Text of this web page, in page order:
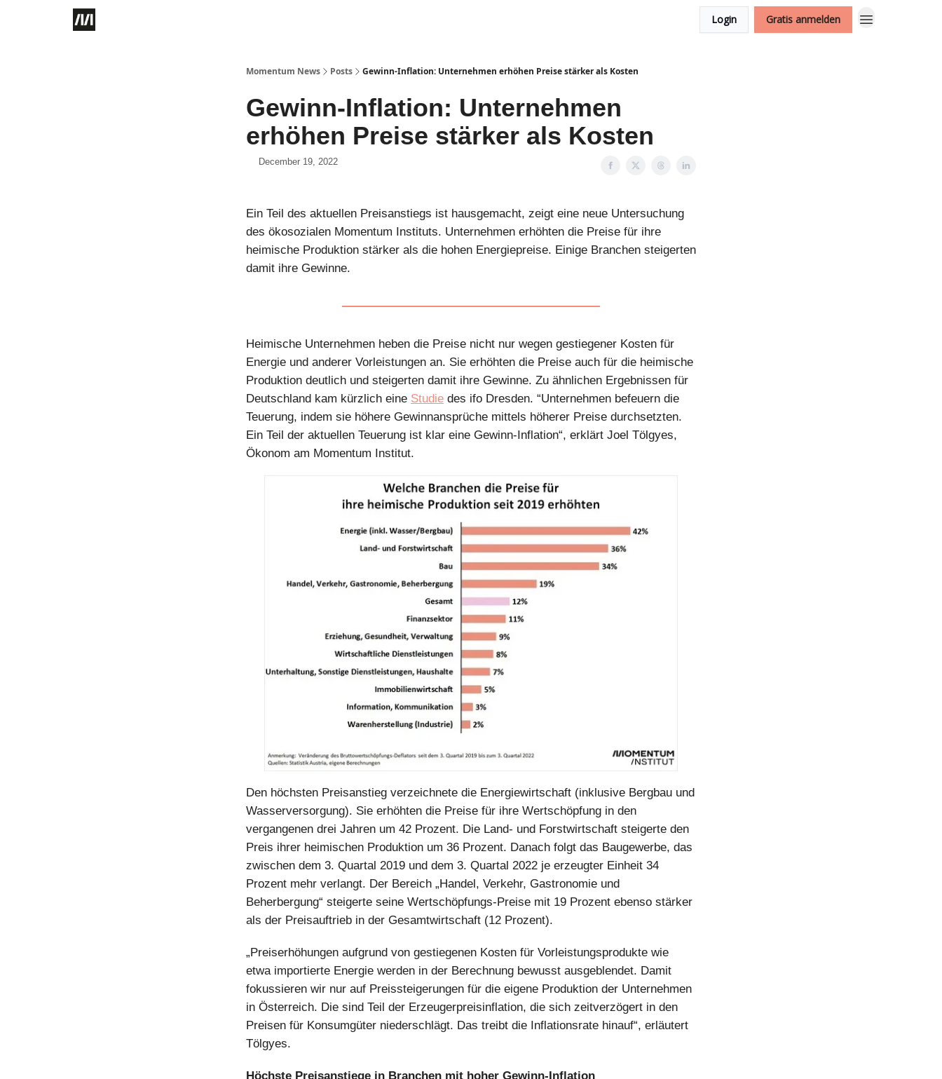
Login Gratis anmelden
Momentum News Posts Gewinn-Inflation: Unternehmen erhöhen Preise stärker als Kosten
Gewinn-Inflation: Unternehmen
erhöhen Preise stärker als Kosten
December 19, 2022
Ein Teil des aktuellen Preisanstiegs ist hausgemacht, zeigt eine neue Untersuchung
des ökosozialen Momentum Instituts. Unternehmen erhöhten die Preise für ihre
heimische Produktion stärker als die hohen Energiepreise. Einige Branchen steigerten
damit ihre Gewinne.
Heimische Unternehmen heben die Preise nicht nur wegen gestiegener Kosten für
Energie und anderer Vorleistungen an. Sie erhöhten die Preise auch für die heimische
Produktion deutlich und steigerten damit ihre Gewinne. Zu ähnlichen Ergebnissen für
Deutschland kam kürzlich eine Studie des ifo Dresden. “Unternehmen befeuern die
Teuerung, indem sie höhere Gewinnansprüche mittels höherer Preise durchsetzten.
Ein Teil der aktuellen Teuerung ist klar eine Gewinn-Inflation“, erklärt Joel Tölgyes,
Ökonom am Momentum Institut.
Den höchsten Preisanstieg verzeichnete die Energiewirtschaft (inklusive Bergbau und
Wasserversorgung). Sie erhöhten die Preise für ihre Wertschöpfung in den
vergangenen drei Jahren um 42 Prozent. Die Land- und Forstwirtschaft steigerte den
Preis ihrer heimischen Produktion um 36 Prozent. Danach folgt das Baugewerbe, das
zwischen dem 3. Quartal 2019 und dem 3. Quartal 2022 je erzeugter Einheit 34
Prozent mehr verlangt. Der Bereich „Handel, Verkehr, Gastronomie und
Beherbergung“ steigerte seine Wertschöpfungs-Preise mit 19 Prozent ebenso stärker
als der Preisauftrieb in der Gesamtwirtschaft (12 Prozent).
„Preiserhöhungen aufgrund von gestiegenen Kosten für Vorleistungsprodukte wie
etwa importierte Energie werden in der Berechnung bewusst ausgeblendet. Damit
fokussieren wir nur auf Preissteigerungen für die eigene Produktion der Unternehmen
in Österreich. Die sind Teil der Erzeugerpreisinflation, die sich zeitverzögert in den
Preisen für Konsumgüter niederschlägt. Das treibt die Inflationsrate hinauf“, erläutert
Tölgyes.
Höchste Preisanstiege in Branchen mit hoher Gewinn-Inflation